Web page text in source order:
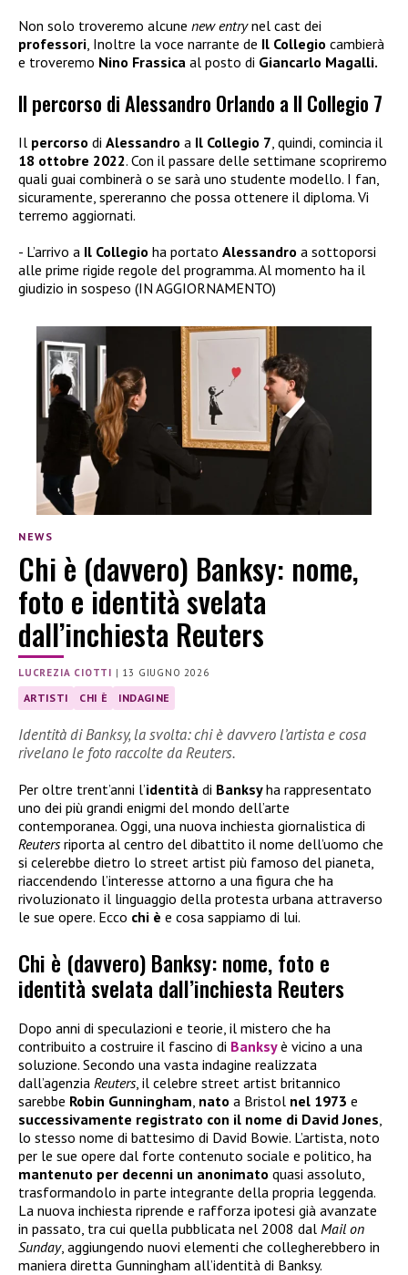
Non solo troveremo alcune new entrynel cast dei
professori, Inoltre la voce narrante de Il Collegio cambierà
e troveremo Nino Frassica al posto di Giancarlo Magalli.
Il percorso di Alessandro Orlando a Il Collegio 7
Il percorso di Alessandro a Il Collegio 7, quindi, comincia il
18 ottobre 2022. Con il passare delle settimane scopriremo
quali guai combinerà o se sarà uno studente modello. I fan,
sicuramente, spereranno che possa ottenere il diploma. Vi
terremo aggiornati.
L’arrivo a Il Collegio ha portato Alessandro a sottoporsi
alle prime rigide regole del programma. Al momento ha il
giudizio in sospeso (IN AGGIORNAMENTO)
NEWS
Chi è (davvero) Banksy: nome,
foto e identità svelata
dall’inchiesta Reuters
LUCREZIA CIOTTI | 13 GIUGNO 2026
ARTISTI CHI È INDAGINE
Identità di Banksy, la svolta: chi è davvero l’artista e cosa
rivelano le foto raccolte da Reuters.
Per oltre trent’anni l’identità di Banksyha rappresentato
uno dei più grandi enigmi del mondo dell’arte
contemporanea. Oggi, una nuova inchiesta giornalistica di
Reutersriporta al centro del dibattito il nome dell’uomo che
si celerebbe dietro lo street artist più famoso del pianeta,
riaccendendo l’interesse attorno a una figura che ha
rivoluzionato il linguaggio della protesta urbana attraverso
le sue opere. Ecco chi è e cosa sappiamo di lui.
Chi è (davvero) Banksy: nome, foto e
identità svelata dall’inchiesta Reuters
Dopo anni di speculazioni e teorie, il mistero che ha
contribuito a costruire il fascino di Banksyè vicino a una
soluzione. Secondo una vasta indagine realizzata
dall’agenzia Reuters, il celebre street artist britannico
sarebbe Robin Gunningham nato a Bristol nel 1973 e
successivamente registrato con il nome di David Jones
lo stesso nome di battesimo di David Bowie. L’artista, noto
per le sue opere dal forte contenuto sociale e politico, ha
mantenuto per decenni un anonimato quasi assoluto,
trasformandolo in parte integrante della propria leggenda.
La nuova inchiesta riprende e rafforza ipotesi già avanzate
in passato, tra cui quella pubblicata nel 2008 dal Mail on
Sunday, aggiungendo nuovi elementi che collegherebbero in
maniera diretta Gunningham all’identità di Banksy.